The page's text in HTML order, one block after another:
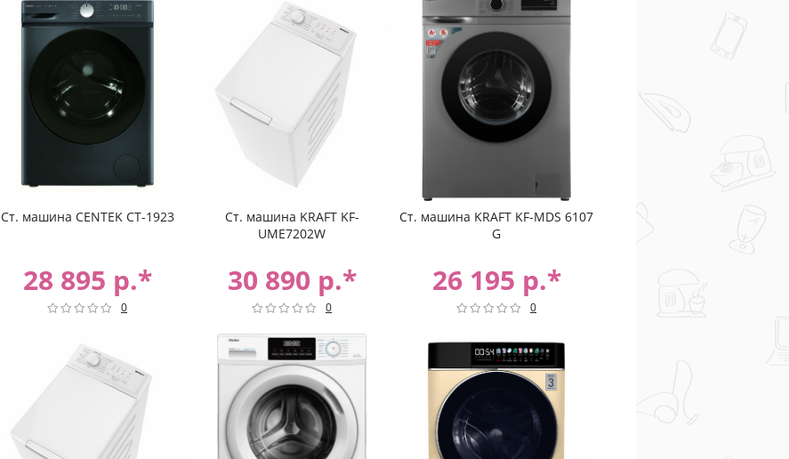
Ст. машина CENTEK CT-1923
28 895 р.*
0
Ст. машина KRAFT KF-
UME7202W
30 890 р.*
0
Ст. машина KRAFT KF-MDS 6107
G
26 195 р.*
0